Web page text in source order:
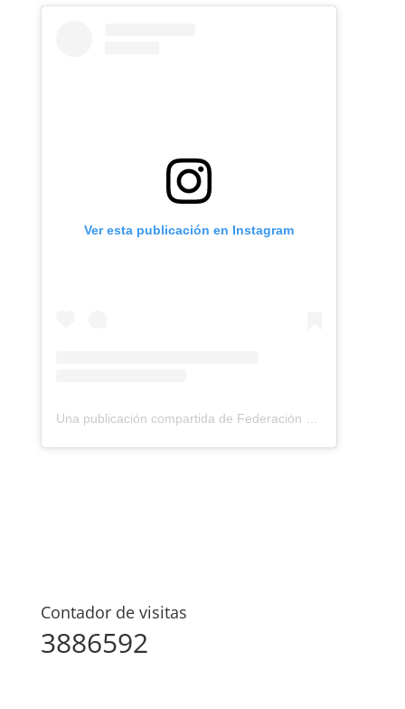
Ver esta publicación en Instagram
Contador de visitas
3886592